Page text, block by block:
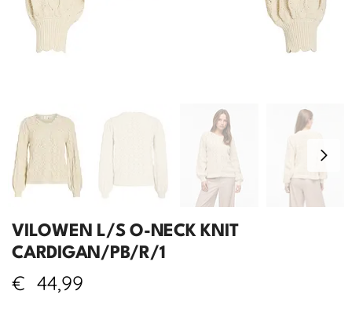
VILOWEN L/S O-NECK KNIT
CARDIGAN/PB/R/1
€ 44,99